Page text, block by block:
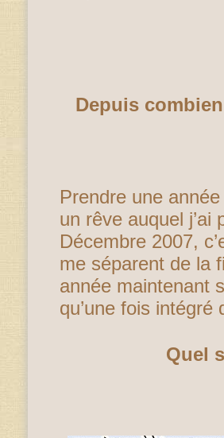
Depuis
Prendre une
un rêve auquel
Décembre 2007,
me séparent de la
année maintenant
qu’une fois
Quel